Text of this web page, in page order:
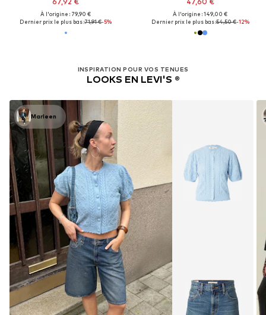
À l'origine : 79,90 €
Dernier prix le plus bas :71,91 €-5%
À l'origine : 149,00 €
Dernier prix le plus bas :54,50 €-12%
INSPIRATION POUR VOS TENUES
LOOKS EN LEVI'S ®
Marleen